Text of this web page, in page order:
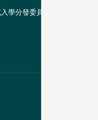
學分發委員會